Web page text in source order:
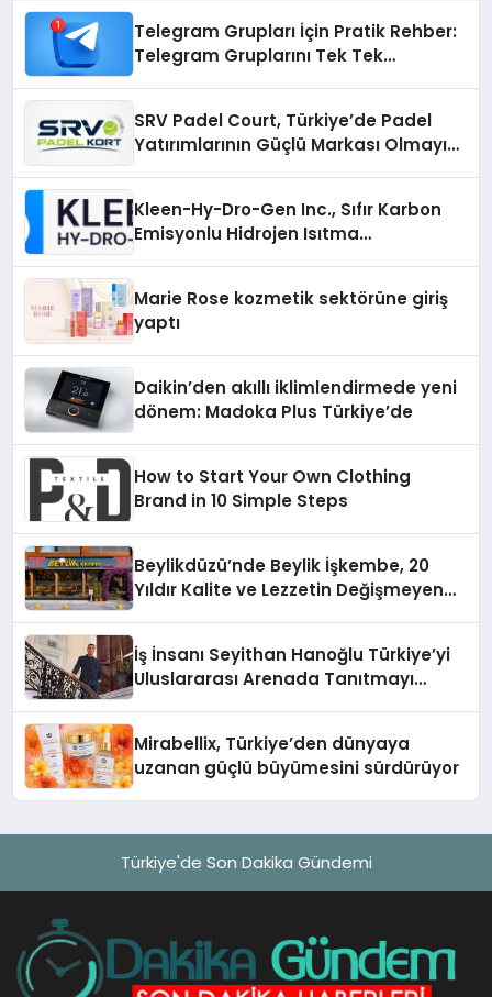
Telegram Grupları İçin Pratik Rehber:
Telegram Gruplarını Tek Tek
SRV Padel Court, Türkiye’de Padel
Yatırımlarının Güçlü Markası Olmayı
Kleen-Hy-Dro-Gen Inc., Sıfır Karbon
Emisyonlu Hidrojen Isıtma
Marie Rose kozmetik sektörüne giriş
yaptı
Daikin’den akıllı iklimlendirmede yeni
dönem: Madoka Plus Türkiye’de
How to Start Your Own Clothing
Brand in 10 Simple Steps
Beylikdüzü’nde Beylik İşkembe, 20
Yıldır Kalite ve Lezzetin Değişmeyen
İş İnsanı Seyithan Hanoğlu Türkiye’yi
Uluslararası Arenada Tanıtmayı
Mirabellix, Türkiye’den dünyaya
uzanan güçlü büyümesini sürdürüyor
Türkiye'de Son Dakika Gündemi